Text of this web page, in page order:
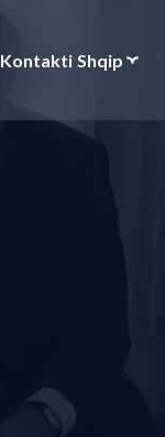
Kontakti Shqip